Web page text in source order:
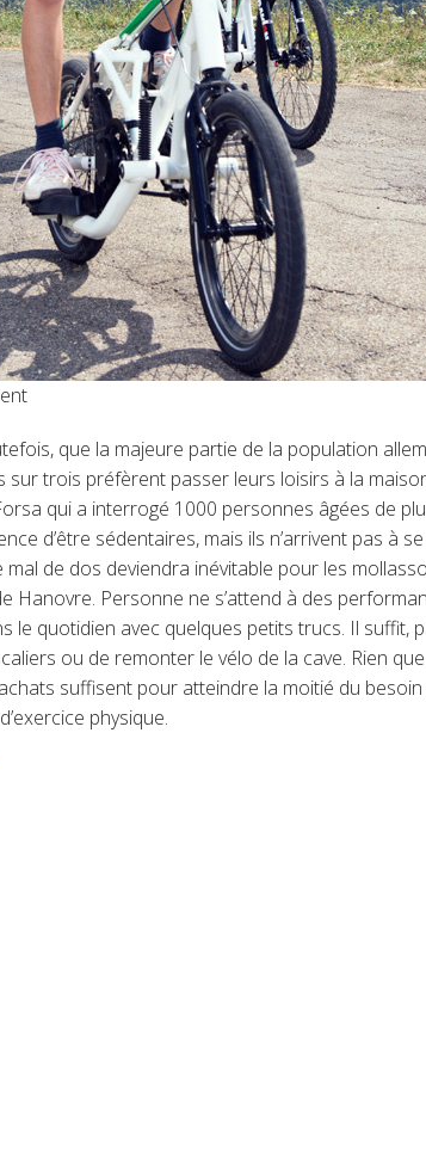
que la majeure partie de la population
trois préfèrent passer leurs loisirs à la
qui a interrogé 1000 personnes âgées de
d’être sédentaires, mais ils n’arrivent pas à
de dos deviendra inévitable pour les
Hanovre. Personne ne s’attend à des
le quotidien avec quelques petits trucs. Il suffit,
ou de remonter le vélo de la cave. Rien
suffisent pour atteindre la moitié du
physique.